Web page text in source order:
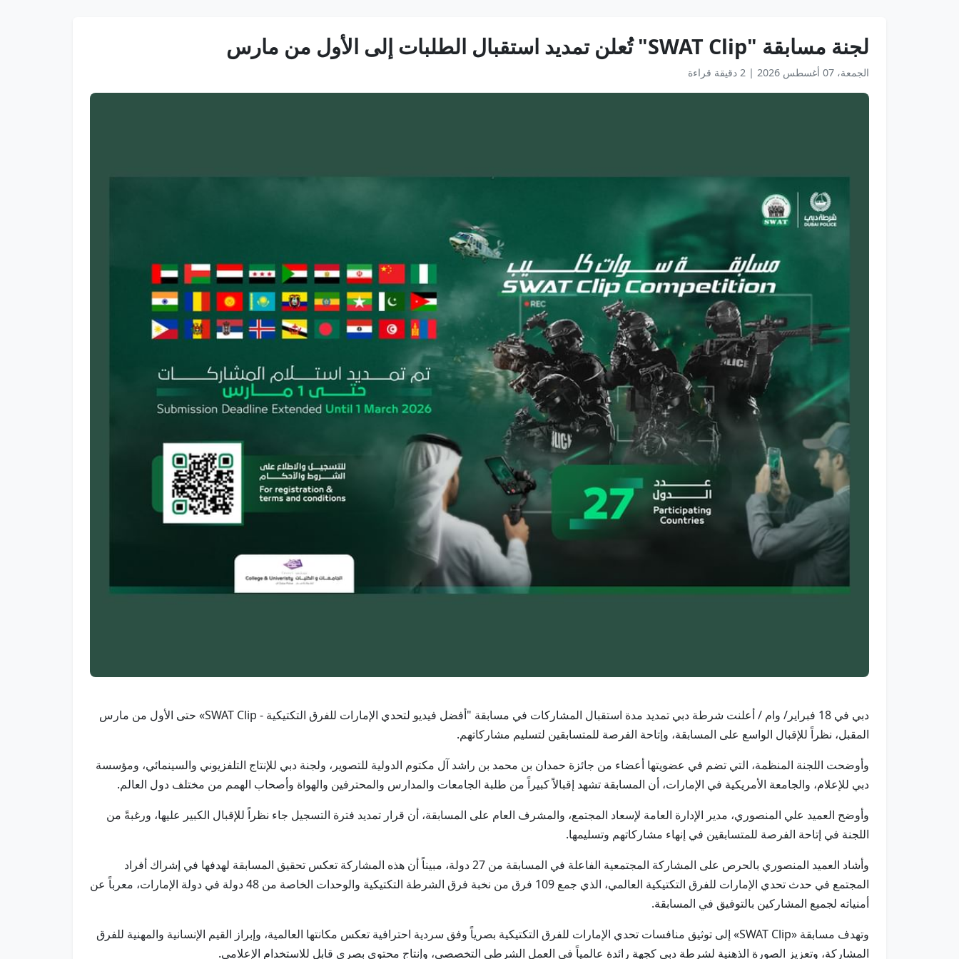
لجنة مسابقة "SWAT Clip" تُعلن تمديد استقبال الطلبات إلى الأول من مارس
الجمعة، 07 أغسطس 2026 | 2 دقيقة قراءة
دبي في 18 فبراير/ وام / أعلنت شرطة دبي تمديد مدة استقبال المشاركات في مسابقة "أفضل فيديو لتحدي الإمارات للفرق التكتيكية - SWAT Clip» حتى الأول من مارس
المقبل، نظراً للإقبال الواسع على المسابقة، وإتاحة الفرصة للمتسابقين لتسليم مشاركاتهم.
وأوضحت اللجنة المنظمة، التي تضم في عضويتها أعضاء من جائزة حمدان بن محمد بن راشد آل مكتوم الدولية للتصوير، ولجنة دبي للإنتاج التلفزيوني والسينمائي، ومؤسسة
دبي للإعلام، والجامعة الأمريكية في الإمارات، أن المسابقة تشهد إقبالاً كبيراً من طلبة الجامعات والمدارس والمحترفين والهواة وأصحاب الهمم من مختلف دول العالم.
وأوضح العميد علي المنصوري، مدير الإدارة العامة لإسعاد المجتمع، والمشرف العام على المسابقة، أن قرار تمديد فترة التسجيل جاء نظراً للإقبال الكبير عليها، ورغبةً من
اللجنة في إتاحة الفرصة للمتسابقين في إنهاء مشاركاتهم وتسليمها.
وأشاد العميد المنصوري بالحرص على المشاركة المجتمعية الفاعلة في المسابقة من 27 دولة، مبيناً أن هذه المشاركة تعكس تحقيق المسابقة لهدفها في إشراك أفراد
المجتمع في حدث تحدي الإمارات للفرق التكتيكية العالمي، الذي جمع 109 فرق من نخبة فرق الشرطة التكتيكية والوحدات الخاصة من 48 دولة في دولة الإمارات، معرباً عن
أمنياته لجميع المشاركين بالتوفيق في المسابقة.
وتهدف مسابقة «SWAT Clip» إلى توثيق منافسات تحدي الإمارات للفرق التكتيكية بصرياً وفق سردية احترافية تعكس مكانتها العالمية، وإبراز القيم الإنسانية والمهنية للفرق
المشاركة، وتعزيز الصورة الذهنية لشرطة دبي كجهة رائدة عالمياً في العمل الشرطي التخصصي، وإنتاج محتوى بصري قابل للاستخدام الإعلامي.